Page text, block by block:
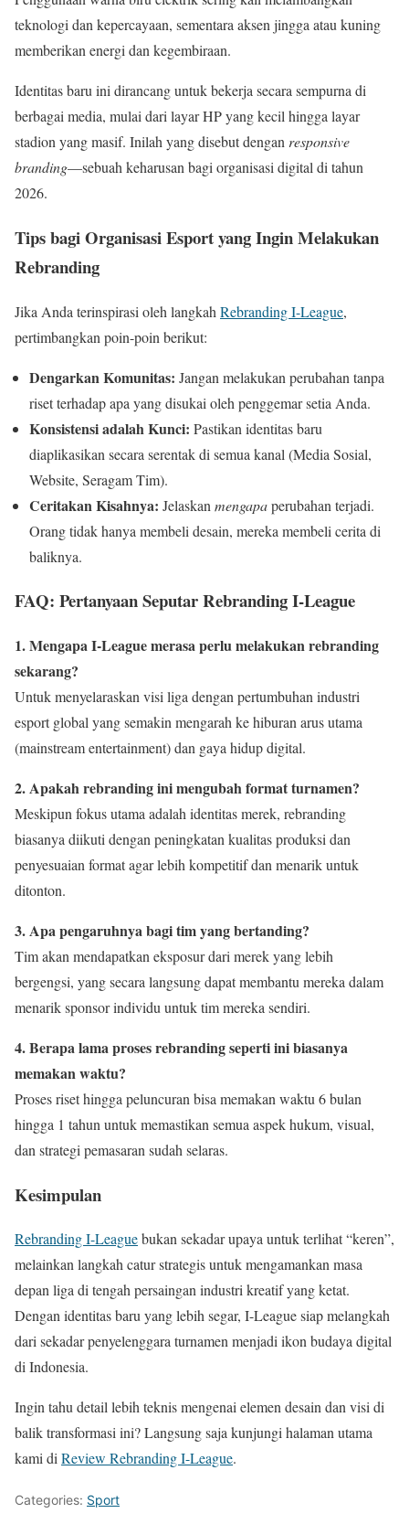
teknologi dan kepercayaan, sementara aksen jingga atau kuning
memberikan energi dan kegembiraan.
Identitas baru ini dirancang untuk bekerja secara sempurna di
berbagai media, mulai dari layar HP yang kecil hingga layar
stadion yang masif. Inilah yang disebut dengan responsive
branding—sebuah keharusan bagi organisasi digital di tahun
2026.
Tips bagi Organisasi Esport yang Ingin Melakukan
Rebranding
Jika Anda terinspirasi oleh langkah Rebranding I-League,
pertimbangkan poin-poin berikut:
Dengarkan Komunitas: Jangan melakukan perubahan tanpa
riset terhadap apa yang disukai oleh penggemar setia Anda.
Konsistensi adalah Kunci: Pastikan identitas baru
diaplikasikan secara serentak di semua kanal (Media Sosial,
Website, Seragam Tim).
Ceritakan Kisahnya: Jelaskan mengapaperubahan terjadi.
Orang tidak hanya membeli desain, mereka membeli cerita di
baliknya.
FAQ: Pertanyaan Seputar Rebranding I-League
1. Mengapa I-League merasa perlu melakukan rebranding
sekarang?
Untuk menyelaraskan visi liga dengan pertumbuhan industri
esport global yang semakin mengarah ke hiburan arus utama
(mainstream entertainment) dan gaya hidup digital.
2. Apakah rebranding ini mengubah format turnamen?
Meskipun fokus utama adalah identitas merek, rebranding
biasanya diikuti dengan peningkatan kualitas produksi dan
penyesuaian format agar lebih kompetitif dan menarik untuk
ditonton.
3. Apa pengaruhnya bagi tim yang bertanding?
Tim akan mendapatkan eksposur dari merek yang lebih
bergengsi, yang secara langsung dapat membantu mereka dalam
menarik sponsor individu untuk tim mereka sendiri.
4. Berapa lama proses rebranding seperti ini biasanya
memakan waktu?
Proses riset hingga peluncuran bisa memakan waktu 6 bulan
hingga 1 tahun untuk memastikan semua aspek hukum, visual,
dan strategi pemasaran sudah selaras.
Kesimpulan
Rebranding I-Leaguebukan sekadar upaya untuk terlihat “keren”,
melainkan langkah catur strategis untuk mengamankan masa
depan liga di tengah persaingan industri kreatif yang ketat.
Dengan identitas baru yang lebih segar, I-League siap melangkah
dari sekadar penyelenggara turnamen menjadi ikon budaya digital
di Indonesia.
Ingin tahu detail lebih teknis mengenai elemen desain dan visi di
balik transformasi ini? Langsung saja kunjungi halaman utama
kami diReview Rebranding I-League.
Categories: Sport